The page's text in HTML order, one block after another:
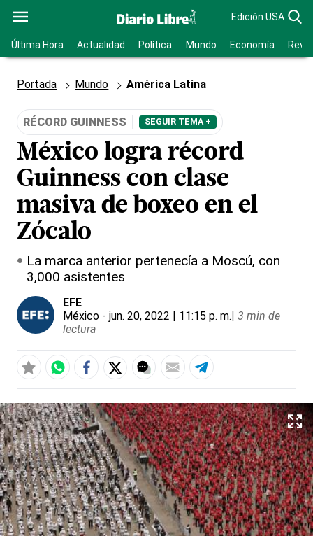
Edición USA
Última Hora Actualidad Política Mundo Economía
Portada Mundo América Latina
RÉCORD GUINNESS SEGUIR TEMA +
México logra récord
Guinness con clase
masiva de boxeo en el
Zócalo
La marca anterior pertenecía a Moscú, con
3,000 asistentes
EFE
México - jun. 20, 2022 | 11:15 p. m.| 3 min de
lectura